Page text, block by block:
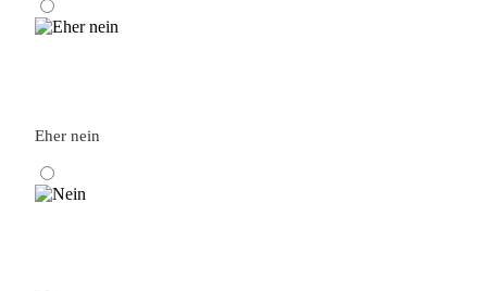
Eher nein